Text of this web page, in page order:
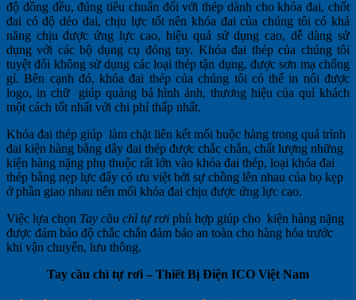
độ đồng đều, đúng tiêu chuẩn đối với thép dành cho khóa đai, chốt
đai có độ dẻo dai, chịu lực tốt nên khóa đai của chúng tôi có khả
năng chịu được ứng lực cao, hiệu quả sử dụng cao, dễ dàng sử
dụng với các bộ dụng cụ đóng tay. Khóa đai thép của chúng tôi
tuyệt đối không sử dụng các loại thép tận dụng, được sơn mạ chống
gỉ. Bên cạnh đó, khóa đai thép của chúng tôi có thể in nổi được
logo, in chữ giúp quảng bá hình ảnh, thương hiệu của quí khách
một cách tốt nhất với chi phí thấp nhất.
Khóa đai thép giúp làm chặt liên kết mối buộc hàng trong quá trình
đai kiện hàng bằng dây đai thép được chắc chắn, chất lượng những
kiện hàng nặng phụ thuộc rất lớn vào khóa đai thép, loại khóa đai
thép bằng nẹp lực đẩy có ưu việt bởi sự chồng lên nhau của bọ kẹp
ở phần giao nhau nên mối khóa đai chịu được ứng lực cao.
Việc lựa chọn Tay cầu chì tự rơi phù hợp giúp cho kiện hàng nặng
được đảm bảo độ chắc chắn đảm bảo an toàn cho hàng hóa trước
khi vận chuyển, lưu thông.
Tay cầu chì tự rơi – Thiết Bị Điện ICO Việt Nam